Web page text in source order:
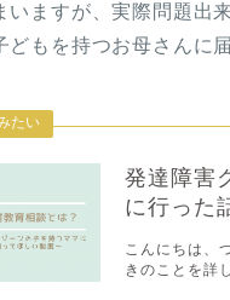
いますが、実際問題出
どもを持つお母さんに
発達障害
に行った
こんにちは、
きのことを詳